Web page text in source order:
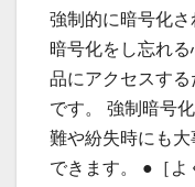
強制的に暗号化
暗号化をし忘れ
品にアクセスす
です。 強制暗号
難や紛失時にも
できます。 ●［よ